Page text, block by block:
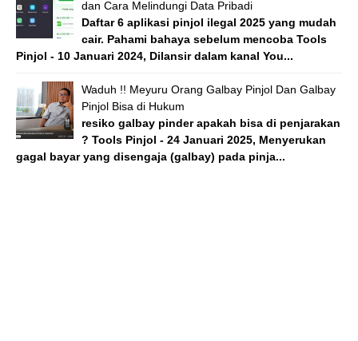
dan Cara Melindungi Data Pribadi
Daftar 6 aplikasi pinjol ilegal 2025 yang mudah
cair. Pahami bahaya sebelum mencoba Tools
Pinjol - 10 Januari 2024, Dilansir dalam kanal You...
Waduh !! Meyuru Orang Galbay Pinjol Dan Galbay
Pinjol Bisa di Hukum
resiko galbay pinder apakah bisa di penjarakan
? Tools Pinjol - 24 Januari 2025, Menyerukan
gagal bayar yang disengaja (galbay) pada pinja...